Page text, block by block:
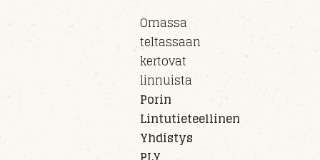
Omassa
teltassaan
kertovat
linnuista
Porin
Lintutieteellinen
Yhdistys